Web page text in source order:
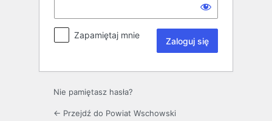
Zapamiętaj mnie
Nie pamiętasz hasła?
← Przejdź do Powiat Wschowski